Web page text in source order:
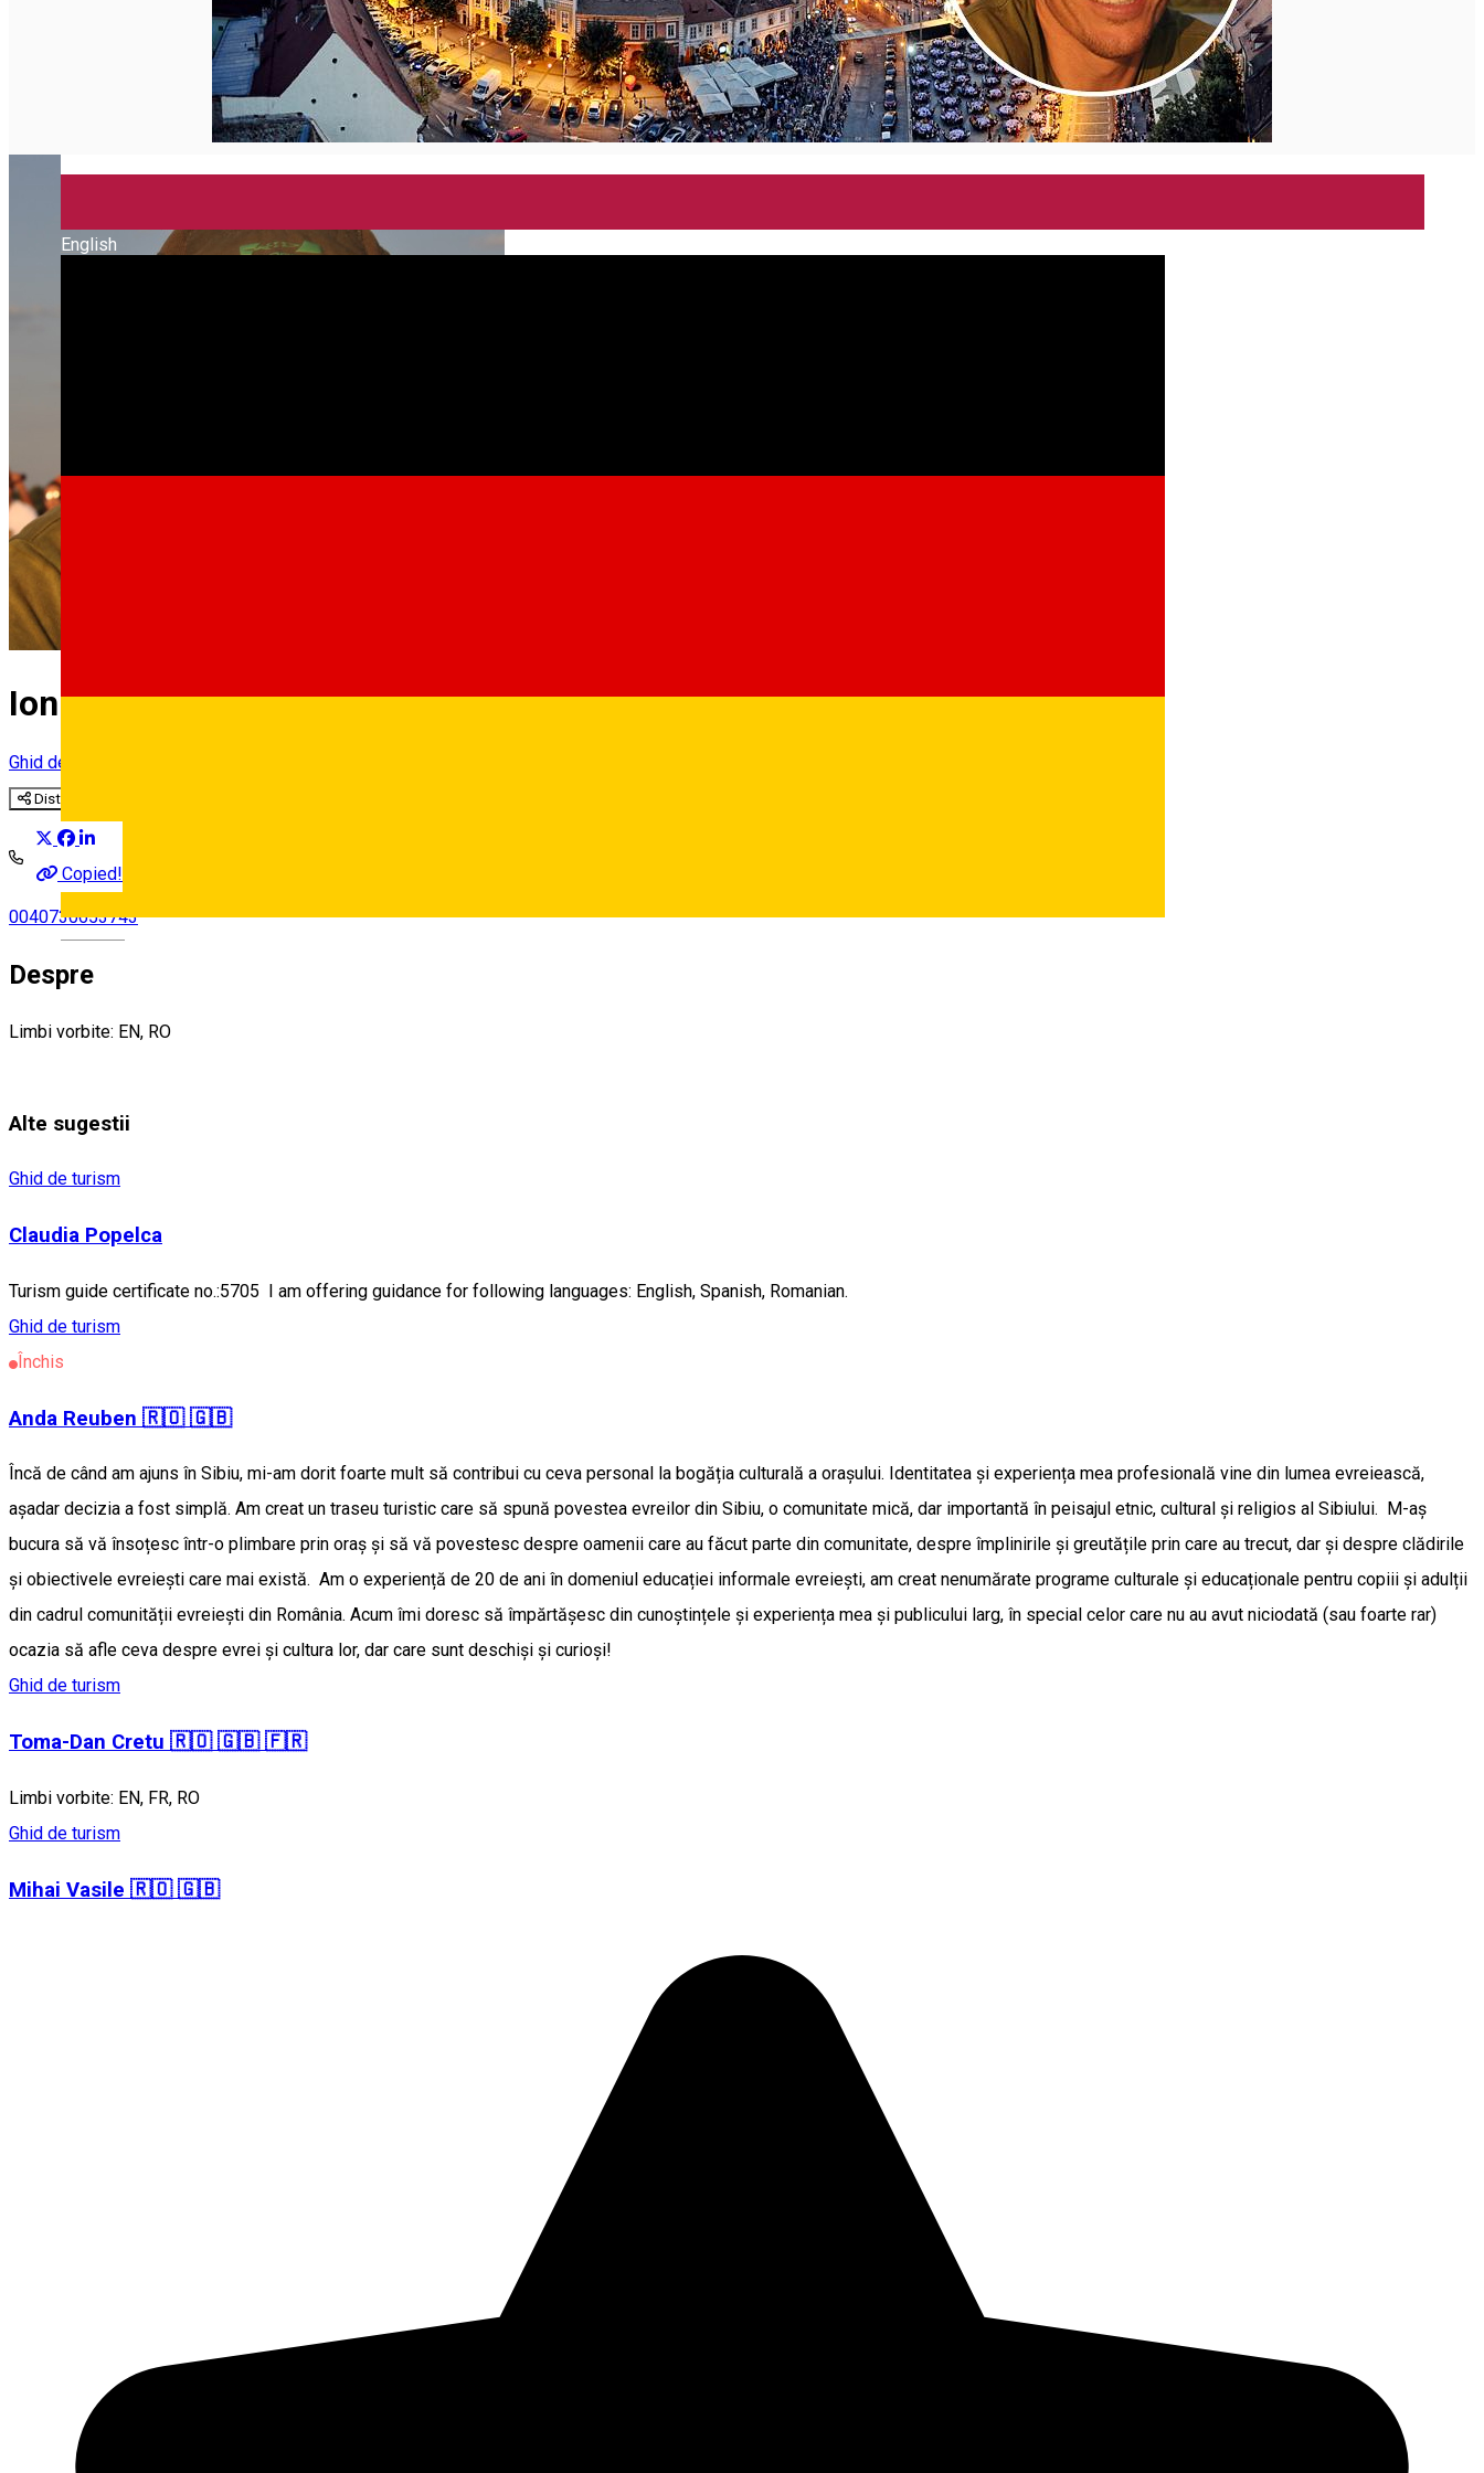
English
Deutsch
Ionut Bordea 🇷🇴 🇬🇧
Ghid de turism
Distribuie
Copied!
0040730653743
Despre
Limbi vorbite: EN, RO
Alte sugestii
Ghid de turism
Claudia Popelca
Turism guide certificate no.:5705 I am offering guidance for following languages: English, Spanish, Romanian.
Ghid de turism
Închis
Anda Reuben 🇷🇴 🇬🇧
Încă de când am ajuns în Sibiu, mi-am dorit foarte mult să contribui cu ceva personal la bogăția culturală a orașului. Identitatea și experiența mea profesională vine din lumea evreiească,
așadar decizia a fost simplă. Am creat un traseu turistic care să spună povestea evreilor din Sibiu, o comunitate mică, dar importantă în peisajul etnic, cultural și religios al Sibiului. M-aș
bucura să vă însoțesc într-o plimbare prin oraș și să vă povestesc despre oamenii care au făcut parte din comunitate, despre împlinirile și greutățile prin care au trecut, dar și despre clădirile
și obiectivele evreiești care mai există. Am o experiență de 20 de ani în domeniul educației informale evreiești, am creat nenumărate programe culturale și educaționale pentru copiii și adulții
din cadrul comunității evreiești din România. Acum îmi doresc să împărtășesc din cunoștințele și experiența mea și publicului larg, în special celor care nu au avut niciodată (sau foarte rar)
ocazia să afle ceva despre evrei și cultura lor, dar care sunt deschiși și curioși!
Ghid de turism
Toma-Dan Cretu 🇷🇴 🇬🇧 🇫🇷
Limbi vorbite: EN, FR, RO
Ghid de turism
Mihai Vasile 🇷🇴 🇬🇧